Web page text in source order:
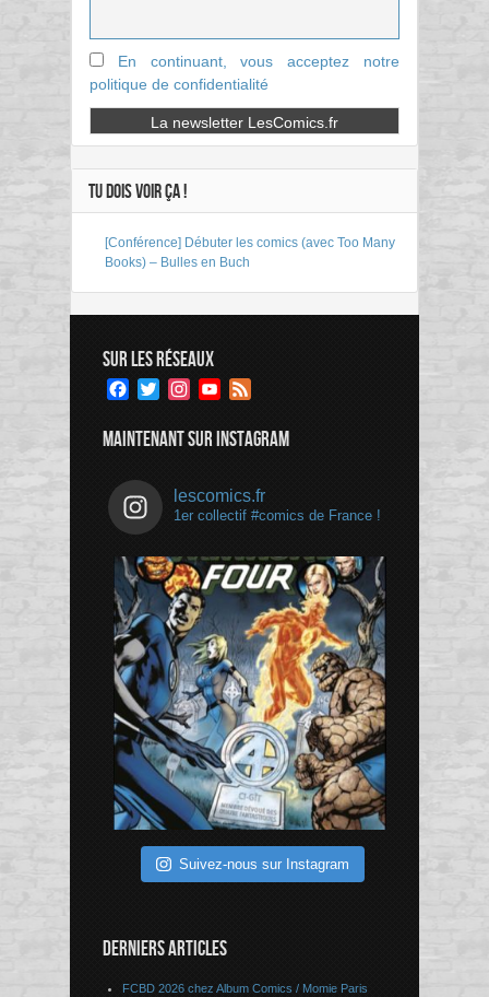
En continuant, vous acceptez notre
politique de confidentialité
TU DOIS VOIR ÇA !
[Conférence] Débuter les comics (avec Too Many
Books) – Bulles en Buch
SUR LES RÉSEAUX
Facebook
TwitterInstagramYouTube
MAINTENANT SUR INSTAGRAM
lescomics.fr
1er collectif #comics de France !
Suivez-nous sur Instagram
DERNIERS ARTICLES
FCBD 2026 chez Album Comics / Momie Paris